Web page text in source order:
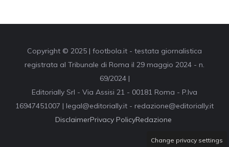
Copyright © 2025 | footbola.it - testata giornalistica
registrata al Tribunale di Roma il 29 maggio 2024 - n.
69/2024 |
Editorially Srl - Via Assisi 21 - 00181 Roma - P.Iva
16947451007 | legal@editorially.it - redazione@editorially.it
DisclaimerPrivacy PolicyRedazione
Change privacy settings